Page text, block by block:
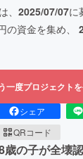
2025/07/07に
の資金を集め、
一度プロジェクト
シェア
QRコード
歳の子が全壊